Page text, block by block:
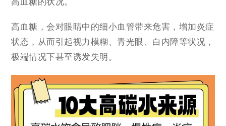
高血糖的状况。
高血糖，会对眼睛中的细小血管带来危害，增加炎症
状态，从而引起视力模糊、青光眼、白内障等状况，
极端情况下甚至诱发失明。